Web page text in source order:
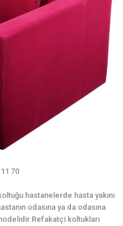
70
hastanelerde hasta yakını
odasına ya da odasına
koltukları